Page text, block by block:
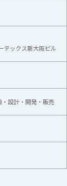
テックス新大阪ビル
設計・開発・販売